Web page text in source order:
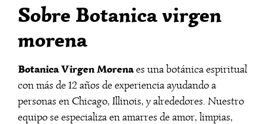
Sobre Botanica virgen
morena
Botanica Virgen Morenaes una botánica espiritual
con más de 12 años de experiencia ayudando a
personas en Chicago, Illinois, y alrededores. Nuestro
equipo se especializa en amarres de amor, limpias,